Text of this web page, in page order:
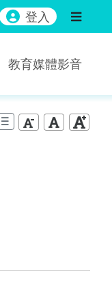
登入
教育媒體影音